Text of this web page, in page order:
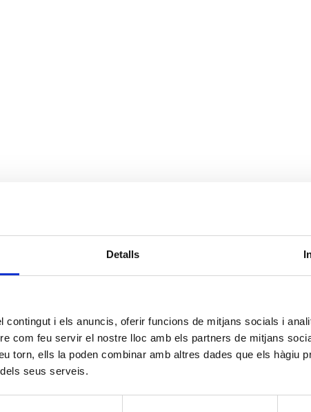
Detalls
contingut i els anuncis, oferir funcions de mitjans socials i
com feu servir el nostre lloc amb els partners de mitjans
torn, ells la poden combinar amb altres dades que els hàgiu
seus serveis.